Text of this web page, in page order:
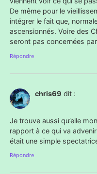
De même pour le
intégrer le fait que,
ascensionnés. Voire des
seront pas concernées
Répondre
chris69 dit :
Je trouve aussi qu’elle
rapport à ce qui va
était une simple
Répondre